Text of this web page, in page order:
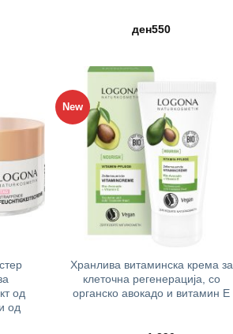
ден550
од
од
New
Хранлива витаминска крема за
клеточна регенерација, со
органско авокадо и витамин Е